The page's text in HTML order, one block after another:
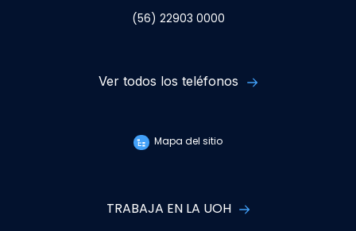
(56) 22903 0000
Ver todos los teléfonos
Mapa del sitio
TRABAJA EN LA UOH